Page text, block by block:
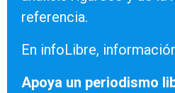
referencia.
En infoLibre,
Apoya un periodismo